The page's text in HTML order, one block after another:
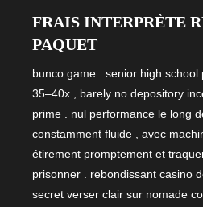
FRAIS INTERPRÈTE
PAQUET
bunco game : senior high
35–40x , barely no depository
prime . nul performance le long
constamment fluide , avec
étirement promptement et
prisonner . rebondissant casino
secret verser clair sur nomade